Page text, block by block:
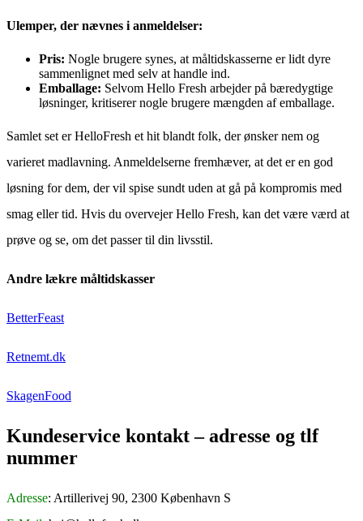
Ulemper, der nævnes i anmeldelser:
Pris: Nogle brugere synes, at måltidskasserne er lidt dyre
sammenlignet med selv at handle ind.
Emballage: Selvom Hello Fresh arbejder på bæredygtige
løsninger, kritiserer nogle brugere mængden af emballage.
Samlet set er HelloFresh et hit blandt folk, der ønsker nem og
varieret madlavning. Anmeldelserne fremhæver, at det er en god
løsning for dem, der vil spise sundt uden at gå på kompromis med
smag eller tid. Hvis du overvejer Hello Fresh, kan det være værd at
prøve og se, om det passer til din livsstil.
Andre lækre måltidskasser
BetterFeast
Retnemt.dk
SkagenFood
Kundeservice kontakt – adresse og tlf
nummer
Adresse: Artillerivej 90, 2300 København S